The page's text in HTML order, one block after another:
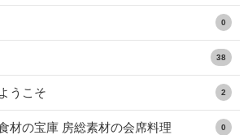
0
38
うこそ 2
材の宝庫 房総素材の会席料理 0